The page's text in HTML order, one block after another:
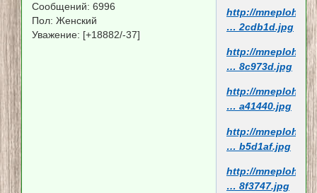
Сообщений: 6996
Пол: Женский
Уважение: [+18882/-37]
http://
… 2cdb1d.jpg
http://
… 8c973d.jpg
http://
… a41440.jpg
http://
… b5d1af.jpg
http://
… 8f3747.jpg